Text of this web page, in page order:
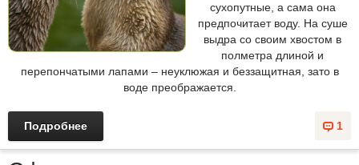
сухопутные, а сама она
предпочитает воду. На суше
выдра со своим хвостом в
полметра длиной и
перепончатыми лапами – неуклюжая и беззащитная, зато в
воде преображается.
1
Подробнее